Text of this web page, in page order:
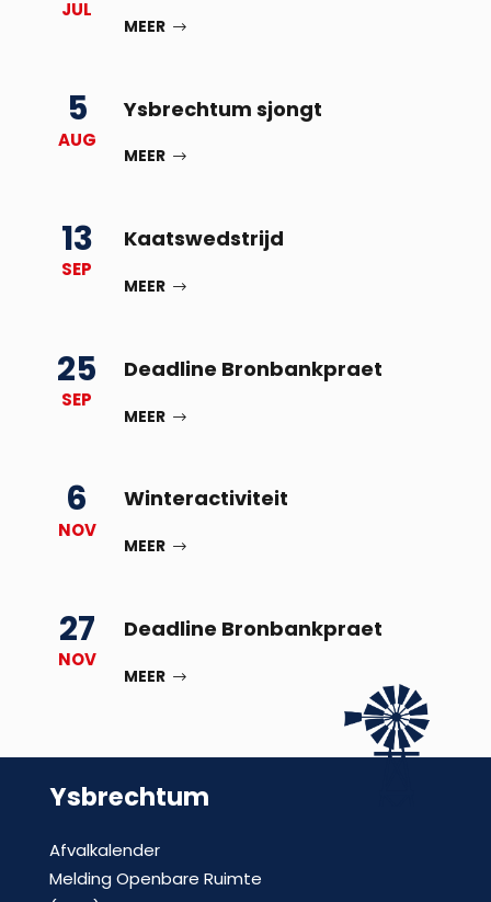
JUL
MEER
5
AUG
Ysbrechtum sjongt
MEER
13
SEP
Kaatswedstrijd
MEER
25
SEP
Deadline Bronbankpraet
MEER
6
NOV
Winteractiviteit
MEER
27
NOV
Deadline Bronbankpraet
MEER
Ysbrechtum
Afvalkalender
Melding Openbare Ruimte